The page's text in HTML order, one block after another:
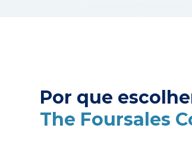
Por que
The Foursales